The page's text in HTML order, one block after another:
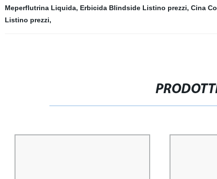
Meperflutrina Liquida, Erbicida Blindside Listino prezzi, Cina
Listino prezzi,